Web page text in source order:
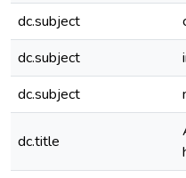
dc.subject
dc.subject
dc.subject
dc.title